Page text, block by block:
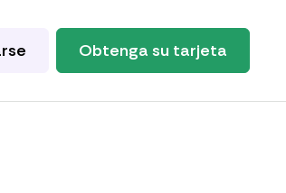
Obtenga su tarjeta